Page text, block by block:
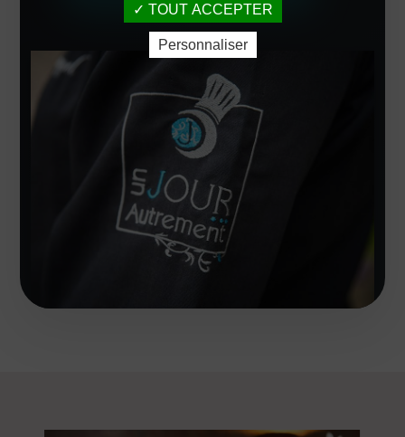
TOUT ACCEPTER
Personnaliser